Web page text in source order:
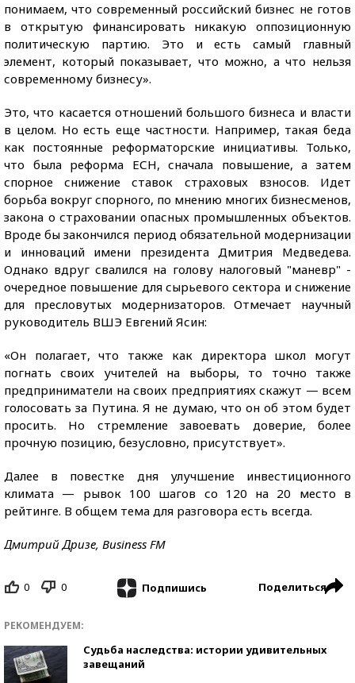
понимаем, что современный российский бизнес не готов
в открытую финансировать никакую оппозиционную
политическую партию. Это и есть самый главный
элемент, который показывает, что можно, а что нельзя
современному бизнесу».
Это, что касается отношений большого бизнеса и власти
в целом. Но есть еще частности. Например, такая беда
как постоянные реформаторские инициативы. Только,
что была реформа ЕСН, сначала повышение, а затем
спорное снижение ставок страховых взносов. Идет
борьба вокруг спорного, по мнению многих бизнесменов,
закона о страховании опасных промышленных объектов.
Вроде бы закончился период обязательной модернизации
и инноваций имени президента Дмитрия Медведева.
Однако вдруг свалился на голову налоговый "маневр" -
очередное повышение для сырьевого сектора и снижение
для пресловутых модернизаторов. Отмечает научный
руководитель ВШЭ Евгений Ясин:
«Он полагает, что также как директора школ могут
погнать своих учителей на выборы, то точно также
предприниматели на своих предприятиях скажут — всем
голосовать за Путина. Я не думаю, что он об этом будет
просить. Но стремление завоевать доверие, более
прочную позицию, безусловно, присутствует».
Далее в повестке дня улучшение инвестиционного
климата — рывок 100 шагов со 120 на 20 место в
рейтинге. В общем тема для разговора есть всегда.
Дмитрий Дризе, Business FM
0 0 Подпишись Поделиться
РЕКОМЕНДУЕМ:
Судьба наследства: истории удивительных
завещаний